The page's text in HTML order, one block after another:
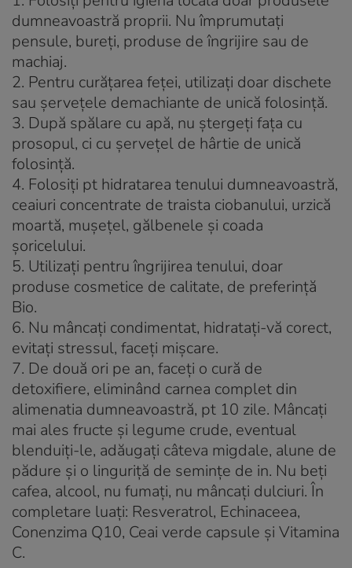
dumneavoastră proprii. Nu împrumutaţi
pensule, bureţi, produse de îngrijire sau de
machiaj.
2. Pentru curăţarea feţei, utilizaţi doar dischete
sau şerveţele demachiante de unică folosinţă.
3. După spălare cu apă, nu ştergeţi fața cu
prosopul, ci cu şerveţel de hârtie de unică
folosinţă.
4. Folosiţi pt hidratarea tenului dumneavoastră,
ceaiuri concentrate de traista ciobanului, urzică
moartă, muşeţel, gălbenele şi coada
şoricelului.
5. Utilizaţi pentru îngrijirea tenului, doar
produse cosmetice de calitate, de preferinţă
Bio.
6. Nu mâncaţi condimentat, hidrataţi-vă corect,
evitaţi stressul, faceţi mişcare.
7. De două ori pe an, faceţi o cură de
detoxifiere, eliminând carnea complet din
alimenatia dumneavoastră, pt 10 zile. Mâncaţi
mai ales fructe şi legume crude, eventual
blenduiți-le, adăugaţi câteva migdale, alune de
pădure şi o linguriţă de seminţe de in. Nu beţi
cafea, alcool, nu fumaţi, nu mâncaţi dulciuri. În
completare luaţi: Resveratrol, Echinaceea,
Conenzima Q10, Ceai verde capsule şi Vitamina
C.